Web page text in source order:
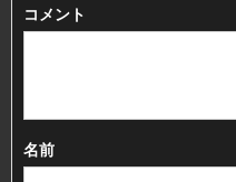
コメント
名前